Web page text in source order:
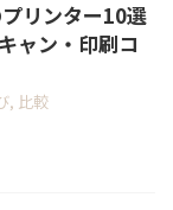
リンター10選
ャン・印刷コ
, 比較